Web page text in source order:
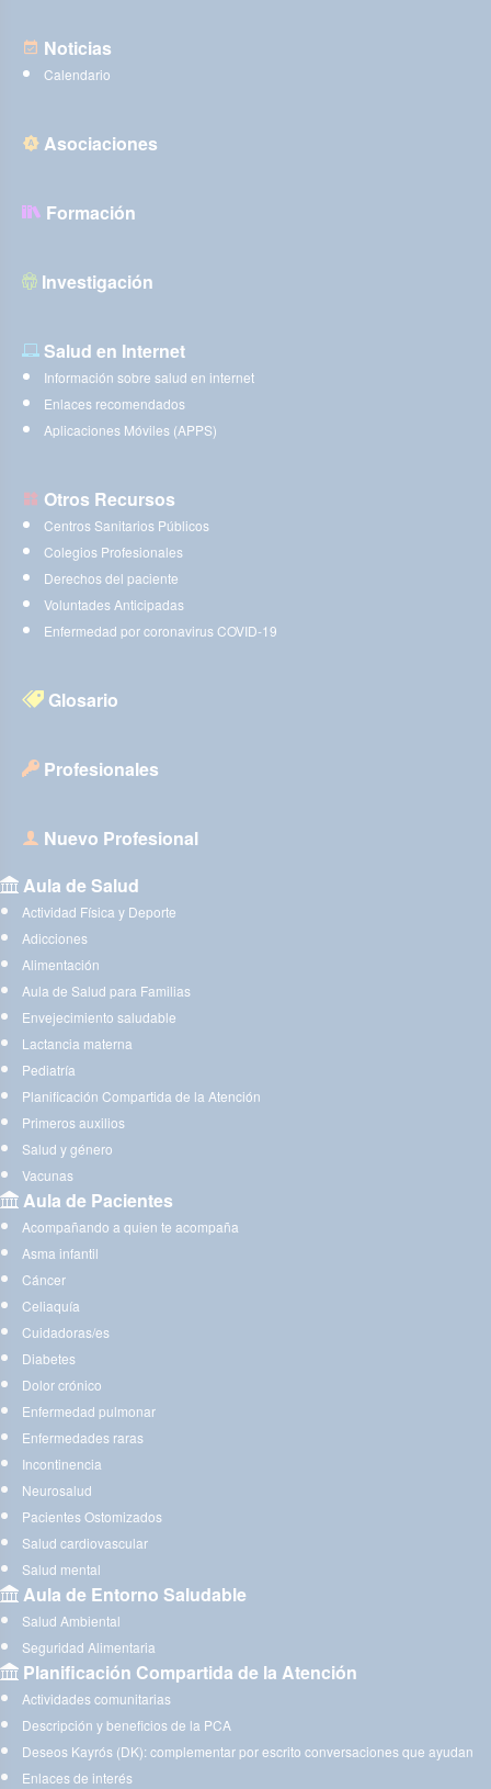
Noticias
Calendario
Asociaciones
Formación
Investigación
Salud en Internet
Información sobre salud en internet
Enlaces recomendados
Aplicaciones Móviles (APPS)
Otros Recursos
Centros Sanitarios Públicos
Colegios Profesionales
Derechos del paciente
Voluntades Anticipadas
Enfermedad por coronavirus COVID-19
Glosario
Profesionales
Nuevo Profesional
Aula de Salud
Actividad Física y Deporte
Adicciones
Alimentación
Aula de Salud para Familias
Envejecimiento saludable
Lactancia materna
Pediatría
Planificación Compartida de la Atención
Primeros auxilios
Salud y género
Vacunas
Aula de Pacientes
Acompañando a quien te acompaña
Asma infantil
Cáncer
Celiaquía
Cuidadoras/es
Diabetes
Dolor crónico
Enfermedad pulmonar
Enfermedades raras
Incontinencia
Neurosalud
Pacientes Ostomizados
Salud cardiovascular
Salud mental
Aula de Entorno Saludable
Salud Ambiental
Seguridad Alimentaria
Planificación Compartida de la Atención
Actividades comunitarias
Descripción y beneficios de la PCA
Deseos Kayrós (DK): complementar por escrito conversaciones que ayudan
Enlaces de interés